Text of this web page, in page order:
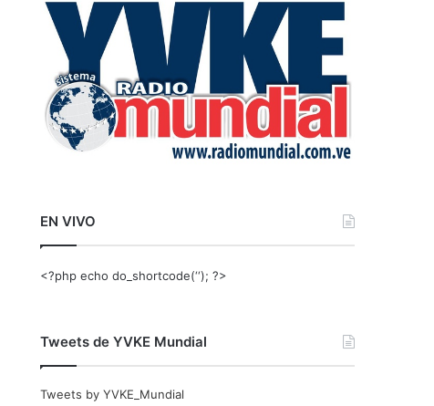
r
EN VIVO
<?php echo do_shortcode(‘‘); ?>
Tweets de YVKE Mundial
Tweets by YVKE_Mundial